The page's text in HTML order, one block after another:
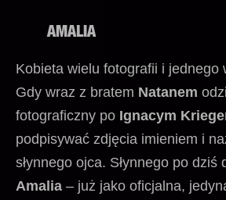
AMALIA
Kobieta wielu fotografii i jednego
Gdy wraz z bratem Natanem
fotograficzny po Ignacym
podpisywać zdjęcia imieniem i
słynnego ojca. Słynnego po dziś
Amalia – już jako oficjalna,